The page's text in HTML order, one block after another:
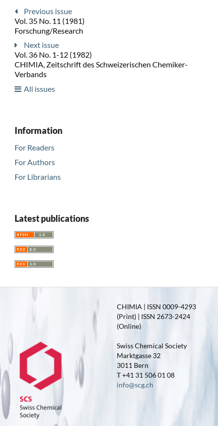
Previous issue
Vol. 35 No. 11 (1981)
Forschung/Research
Next issue
Vol. 36 No. 1-12 (1982)
CHIMIA, Zeitschrift des Schweizerischen Chemiker-
Verbands
All issues
Information
For Readers
For Authors
For Librarians
Latest publications
CHIMIA | ISSN 0009-4293
(Print) | ISSN 2673-2424
(Online)
Swiss Chemical Society
Marktgasse 32
3011 Bern
T +41 31 506 01 08
info@scg.ch